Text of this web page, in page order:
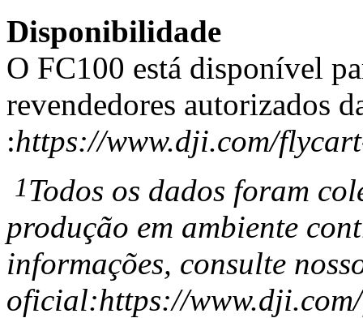
Disponibilidade
O FC100 está disponível
revendedores autorizados
:https://www.dji.com/
1Todos os dados foram
produção em ambiente
informações, consulte
oficial:https://